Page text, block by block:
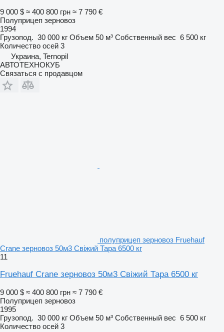
9 000 $ ≈ 400 800 грн ≈ 7 790 €
Полуприцеп зерновоз
1994
Грузопод. 30 000 кг Объем 50 м³ Собственный вес 6 500 кг
Количество осей 3
Украина, Ternopil
АВТОТЕХНОКУБ
Связаться с продавцом
полуприцеп зерновоз Fruehauf
Crane зерновоз 50м3 Свіжий Тара 6500 кг
11
Fruehauf Crane зерновоз 50м3 Свіжий Тара 6500 кг
9 000 $ ≈ 400 800 грн ≈ 7 790 €
Полуприцеп зерновоз
1995
Грузопод. 30 000 кг Объем 50 м³ Собственный вес 6 500 кг
Количество осей 3